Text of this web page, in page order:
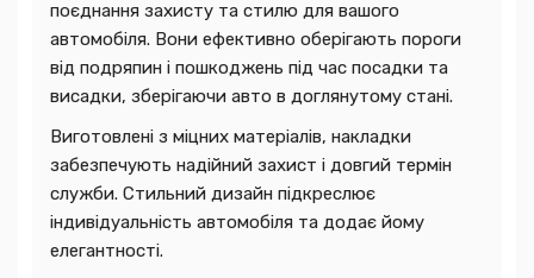
поєднання захисту та стилю для вашого
автомобіля. Вони ефективно оберігають пороги
від подряпин і пошкоджень під час посадки та
висадки, зберігаючи авто в доглянутому стані.
Виготовлені з міцних матеріалів, накладки
забезпечують надійний захист і довгий термін
служби. Стильний дизайн підкреслює
індивідуальність автомобіля та додає йому
елегантності.